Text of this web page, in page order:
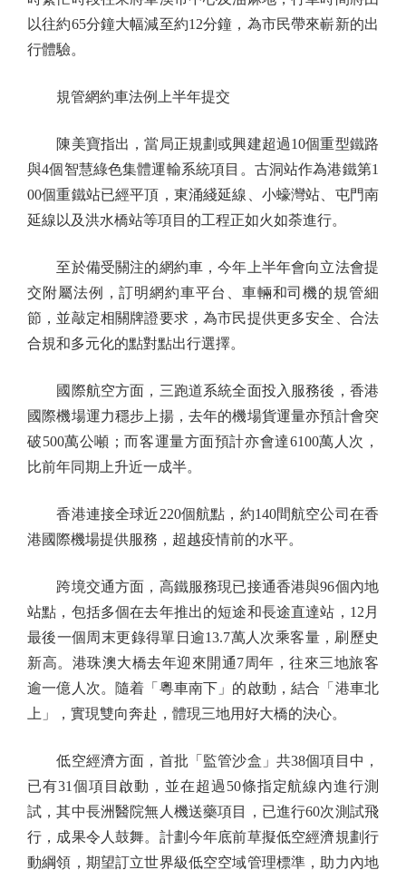
以往約65分鐘大幅減至約12分鐘，為市民帶來嶄新的出
行體驗。
規管網約車法例上半年提交
陳美寶指出，當局正規劃或興建超過10個重型鐵路
與4個智慧綠色集體運輸系統項目。古洞站作為港鐵第1
00個重鐵站已經平頂，東涌綫延線、小蠔灣站、屯門南
延線以及洪水橋站等項目的工程正如火如荼進行。
至於備受關注的網約車，今年上半年會向立法會提
交附屬法例，訂明網約車平台、車輛和司機的規管細
節，並敲定相關牌證要求，為市民提供更多安全、合法
合規和多元化的點對點出行選擇。
國際航空方面，三跑道系統全面投入服務後，香港
國際機場運力穩步上揚，去年的機場貨運量亦預計會突
破500萬公噸；而客運量方面預計亦會達6100萬人次，
比前年同期上升近一成半。
香港連接全球近220個航點，約140間航空公司在香
港國際機場提供服務，超越疫情前的水平。
跨境交通方面，高鐵服務現已接通香港與96個內地
站點，包括多個在去年推出的短途和長途直達站，12月
最後一個周末更錄得單日逾13.7萬人次乘客量，刷歷史
新高。港珠澳大橋去年迎來開通7周年，往來三地旅客
逾一億人次。隨着「粵車南下」的啟動，結合「港車北
上」，實現雙向奔赴，體現三地用好大橋的決心。
低空經濟方面，首批「監管沙盒」共38個項目中，
已有31個項目啟動，並在超過50條指定航線內進行測
試，其中長洲醫院無人機送藥項目，已進行60次測試飛
行，成果令人鼓舞。計劃今年底前草擬低空經濟規劃行
動綱領，期望訂立世界級低空空域管理標準，助力內地